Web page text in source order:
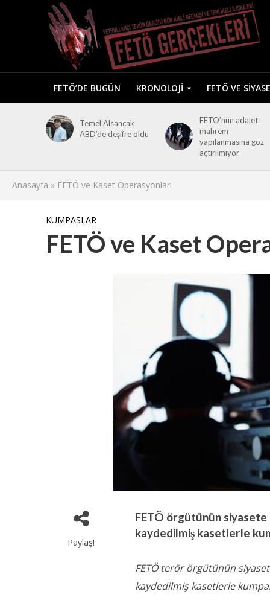
FETÖ’DE BUGÜN KRONOLOJI FETÖ VE
Temel Alsancak
ABD’de deşifre oldu
FETÖ’nün adalet
mahrem
yapılanmasına göz
açtırılmıyor
Anasayfa » FETÖ ve Kaset Operasyonları
KUMPASLAR
FETÖ ve Kaset
Paylaş!
FETÖ örgütünün
kaydedilmiş kasetlerle
FETÖ terör örgütünün
kaydedilmiş kasetlerle